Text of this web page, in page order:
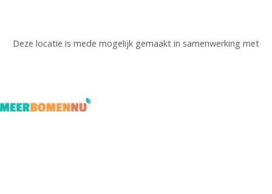
Deze locatie is mede mogelijk gemaakt in samenwerking met